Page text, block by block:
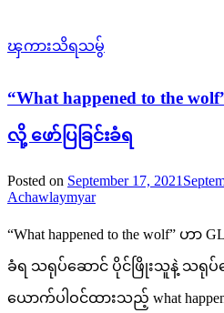
ၾကားသိရသမွ်
“What happened to the
လို့ ဖော်ပြခြင်းခံရ
Posted on September 17, 2021
Achawlaymyar
“What happened to the wolf” ဟ
ခံရ သရုပ်ဆောင် ပိုင်ဖြိုးသူနဲ့ သရုပ်ဆ
ယောက်ပါဝင်ထားသည့် what